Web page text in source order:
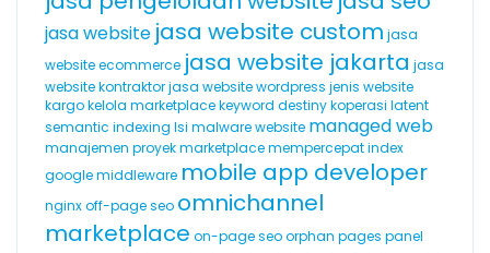
jasa website jasa website custom jasa
website ecommerce jasa website jakarta jasa
website kontraktorjasa website wordpress jenis website
kargokelola marketplacekeyword destinykoperasi latent
semantic indexing lsi malware website managed web
manajemen proyekmarketplacemempercepat index
googlemiddleware mobile app developer
nginxoff-page seo omnichannel
marketplace on-page seoorphan pages panel